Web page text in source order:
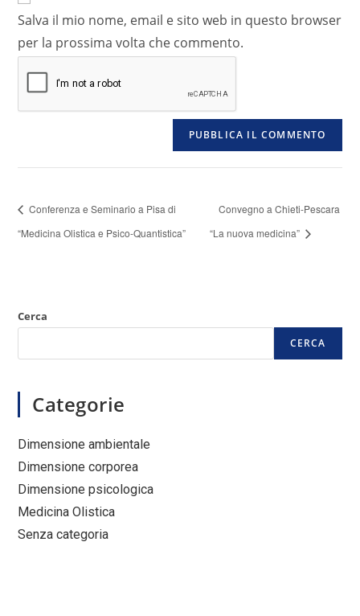
Salva il mio nome, email e sito web in questo browser
per la prossima volta che commento.
Conferenza e Seminario a Pisa di
“Medicina Olistica e Psico-Quantistica”
Convegno a Chieti-Pescara
“La nuova medicina”
Cerca
CERCA
Categorie
Dimensione ambientale
Dimensione corporea
Dimensione psicologica
Medicina Olistica
Senza categoria